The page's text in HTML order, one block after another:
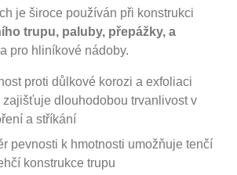
je široce používán při konstrukci
trupu, paluby, přepážky, a
pro hliníkové nádoby.
proti důlkové korozi a exfoliaci
zajišťuje dlouhodobou trvanlivost v
a stříkání
pevnosti k hmotnosti umožňuje tenčí
konstrukce trupu